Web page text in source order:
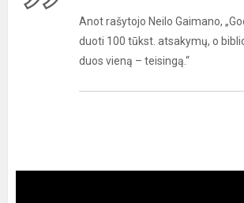
Anot rašytojo Neilo Gaimano,
duoti 100 tūkst. atsakymų, o
duos vieną – teisingą.“